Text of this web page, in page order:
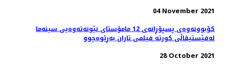
04 November 2021
کۆبوونه‌وه‌ی پسپۆڕانه‌ی 12 مامۆستای نێونه‌ته‌وه‌یی سینه‌ما
له‌فێستیڤاڵی کورته‌ فیلمی تاران به‌ڕێوه‌چوو
28 October 2021